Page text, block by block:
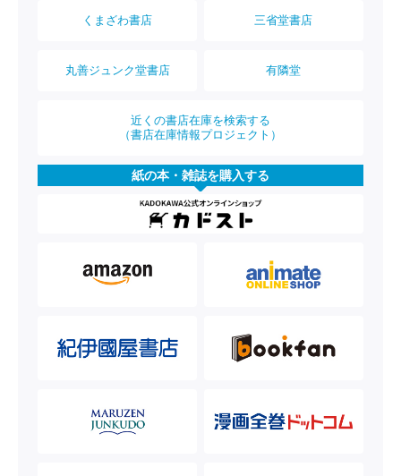
くまざわ書店 三省堂書店
丸善ジュンク堂書店 有隣堂
近くの書店在庫を検索する
（書店在庫情報プロジェクト）
紙の本・雑誌を購入する